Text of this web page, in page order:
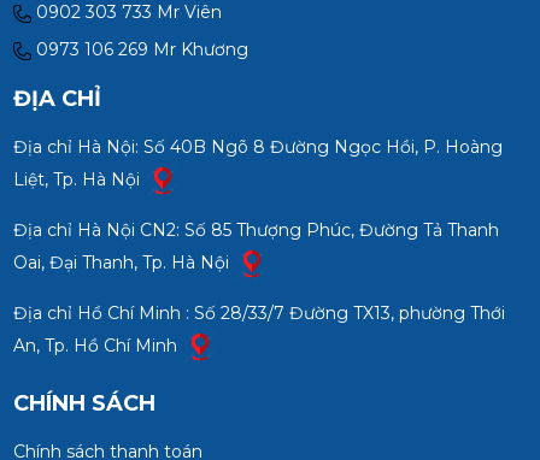
0902 303 733 Mr Viên
0973 106 269 Mr Khương
ĐỊA CHỈ
Địa chỉ Hà Nội: Số 40B Ngõ 8 Đường Ngọc Hồi, P. Hoàng
Liệt, Tp. Hà Nội
Địa chỉ Hà Nội CN2: Số 85 Thượng Phúc, Đường Tả Thanh
Oai, Đại Thanh, Tp. Hà Nội
Địa chỉ Hồ Chí Minh : Số 28/33/7 Đường TX13, phường Thới
An, Tp. Hồ Chí Minh
CHÍNH SÁCH
Chính sách thanh toán